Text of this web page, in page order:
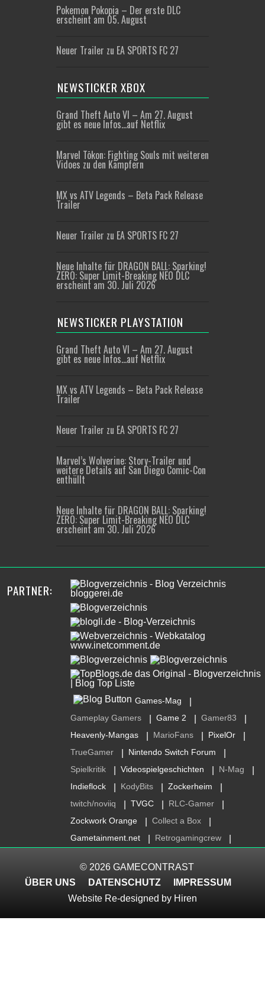
Pokemon Pokopia – Der erste DLC
erscheint am 05. August
Neuer Trailer zu EA SPORTS FC 27
NEWSTICKER XBOX
Grand Theft Auto VI – Am 27. August
gibt es neue Infos…auf Netflix
Marvel Tōkon: Fighting Souls mit weiteren
Vidoes zu den Kämpfern
MX vs ATV Legends – Beta Pack Release
Trailer
Neuer Trailer zu EA SPORTS FC 27
Neue Inhalte für DRAGON BALL: Sparking!
ZERO: Super Limit-Breaking NEO DLC
erscheint am 30. Juli 2026
NEWSTICKER PLAYSTATION
Grand Theft Auto VI – Am 27. August
gibt es neue Infos…auf Netflix
MX vs ATV Legends – Beta Pack Release
Trailer
Neuer Trailer zu EA SPORTS FC 27
Marvel’s Wolverine: Story-Trailer und
weitere Details auf San Diego Comic-Con
enthüllt
Neue Inhalte für DRAGON BALL: Sparking!
ZERO: Super Limit-Breaking NEO DLC
erscheint am 30. Juli 2026
PARTNER:
Games-Mag
Gameplay Gamers Game 2 Gamer83
Heavenly-Mangas MarioFans PixelOr
TrueGamer Nintendo Switch Forum
Spielkritik Videospielgeschichten N-Mag
Indieflock KodyBits Zockerheim
twitch/noviiq TVGC RLC-Gamer
Zockwork Orange Collect a Box
Gametainment.net Retrogamingcrew
© 2026 GAMECONTRAST
ÜBER UNS
DATENSCHUTZ
IMPRESSUM
Website Re-designed by Hiren